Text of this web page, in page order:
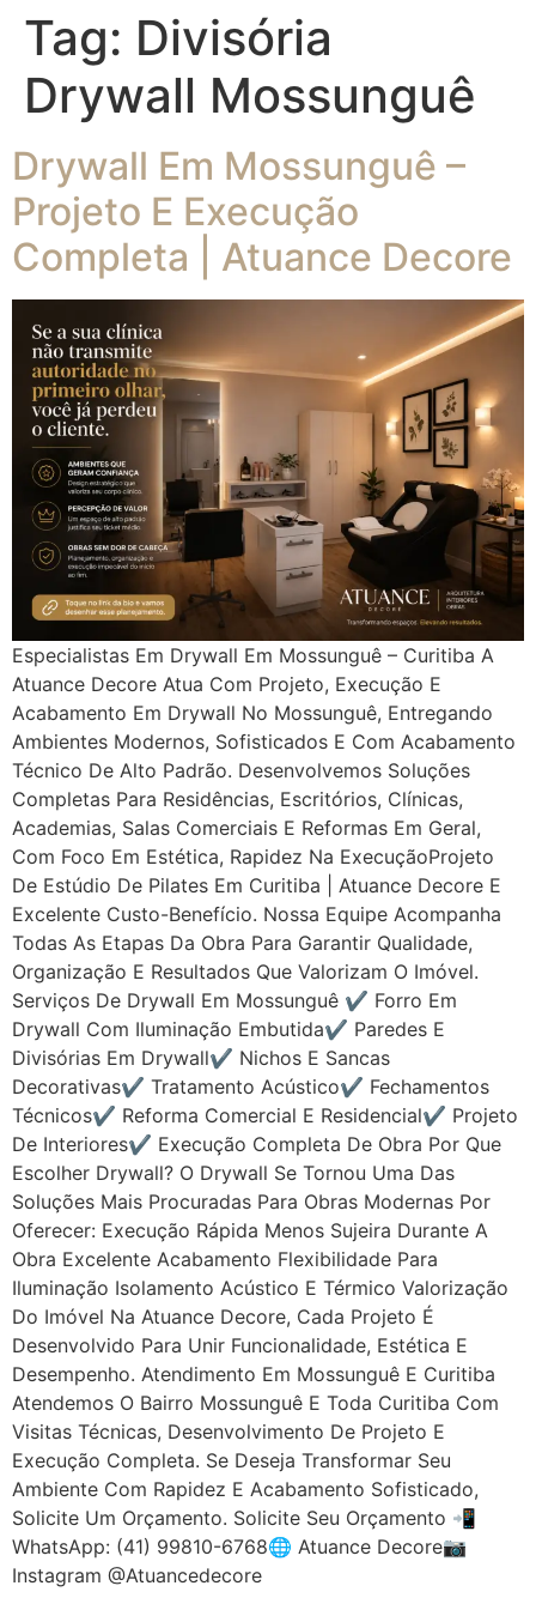
Tag: Divisória
Drywall Mossunguê
Drywall Em Mossunguê –
Projeto E Execução
Completa | Atuance Decore
Especialistas Em Drywall Em Mossunguê – Curitiba A
Atuance Decore Atua Com Projeto, Execução E
Acabamento Em Drywall No Mossunguê, Entregando
Ambientes Modernos, Sofisticados E Com Acabamento
Técnico De Alto Padrão. Desenvolvemos Soluções
Completas Para Residências, Escritórios, Clínicas,
Academias, Salas Comerciais E Reformas Em Geral,
Com Foco Em Estética, Rapidez Na ExecuçãoProjeto
De Estúdio De Pilates Em Curitiba | Atuance Decore E
Excelente Custo-Benefício. Nossa Equipe Acompanha
Todas As Etapas Da Obra Para Garantir Qualidade,
Organização E Resultados Que Valorizam O Imóvel.
Serviços De Drywall Em Mossunguê ✔ Forro Em
Drywall Com Iluminação Embutida✔ Paredes E
Divisórias Em Drywall✔ Nichos E Sancas
Decorativas✔ Tratamento Acústico✔ Fechamentos
Técnicos✔ Reforma Comercial E Residencial✔ Projeto
De Interiores✔ Execução Completa De Obra Por Que
Escolher Drywall? O Drywall Se Tornou Uma Das
Soluções Mais Procuradas Para Obras Modernas Por
Oferecer: Execução Rápida Menos Sujeira Durante A
Obra Excelente Acabamento Flexibilidade Para
Iluminação Isolamento Acústico E Térmico Valorização
Do Imóvel Na Atuance Decore, Cada Projeto É
Desenvolvido Para Unir Funcionalidade, Estética E
Desempenho. Atendimento Em Mossunguê E Curitiba
Atendemos O Bairro Mossunguê E Toda Curitiba Com
Visitas Técnicas, Desenvolvimento De Projeto E
Execução Completa. Se Deseja Transformar Seu
Ambiente Com Rapidez E Acabamento Sofisticado,
Solicite Um Orçamento. Solicite Seu Orçamento 📲
WhatsApp: (41) 99810-6768🌐 Atuance Decore📷
Instagram @atuancedecore